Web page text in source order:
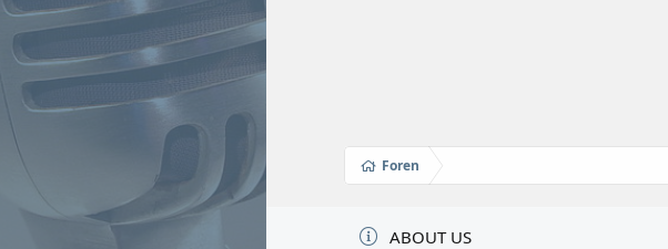
Foren
ABOUT US